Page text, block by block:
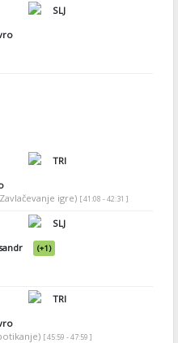
SLJ
TRI
igre) [ 41:08 - 42:31 ]
SLJ
(+1)
TRI
[ 45:59 - 47:59 ]